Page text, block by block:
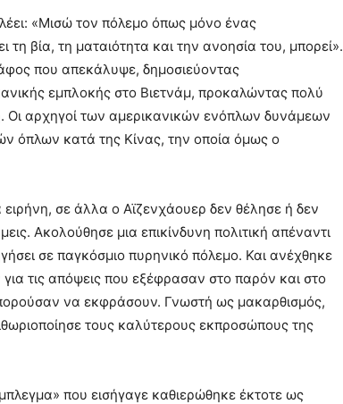
«Μισώ τον πόλεμο όπως μόνο ένας
τη βία, τη ματαιότητα και την ανοησία του, μπορεί».
που απεκάλυψε, δημοσιεύοντας
εμπλοκής στο Βιετνάμ, προκαλώντας πολύ
αρχηγοί των αμερικανικών ενόπλων δυνάμεων
όπλων κατά της Κίνας, την οποία όμως ο
σε άλλα ο Αϊζενχάουερ δεν θέλησε ή δεν
Ακολούθησε μια επικίνδυνη πολιτική απέναντι
σε παγκόσμιο πυρηνικό πόλεμο. Και ανέχθηκε
τις απόψεις που εξέφρασαν στο παρόν και στο
να εκφράσουν. Γνωστή ως μακαρθισμός,
τους καλύτερους εκπροσώπους της
που εισήγαγε καθιερώθηκε έκτοτε ως